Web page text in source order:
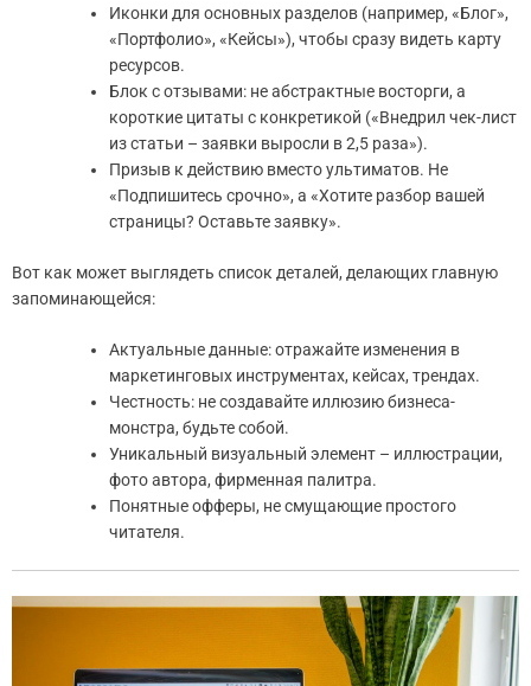
Иконки для основных разделов (например, «Блог»,
«Портфолио», «Кейсы»), чтобы сразу видеть карту
ресурсов.
Блок с отзывами: не абстрактные восторги, а
короткие цитаты с конкретикой («Внедрил чек-лист
из статьи – заявки выросли в 2,5 раза»).
Призыв к действию вместо ультиматов. Не
«Подпишитесь срочно», а «Хотите разбор вашей
страницы? Оставьте заявку».
Вот как может выглядеть список деталей, делающих главную
запоминающейся:
Актуальные данные: отражайте изменения в
маркетинговых инструментах, кейсах, трендах.
Честность: не создавайте иллюзию бизнеса-
монстра, будьте собой.
Уникальный визуальный элемент – иллюстрации,
фото автора, фирменная палитра.
Понятные офферы, не смущающие простого
читателя.